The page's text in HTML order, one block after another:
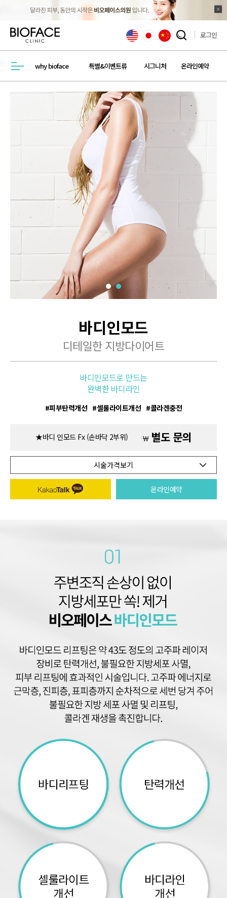
검색창 열기
로그인
메뉴열기why bioface 특별&이벤트류 시그니처 온라인예약
바디인모드
디테일한 지방다이어트
바디인모드로 만드는
완벽한 바디라인
피부탄력개선 셀룰라이트개선 콜라겐충전
★바디 인모드 Fx (손바닥 2부위) ￦ 별도 문의
시술가격보기
온라인예약